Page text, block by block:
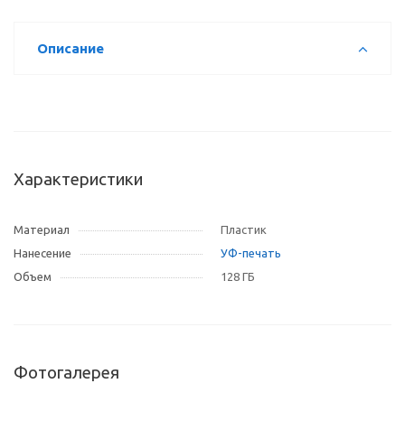
Описание
Характеристики
Материал
Пластик
Нанесение
УФ-печать
Объем
128 ГБ
Фотогалерея